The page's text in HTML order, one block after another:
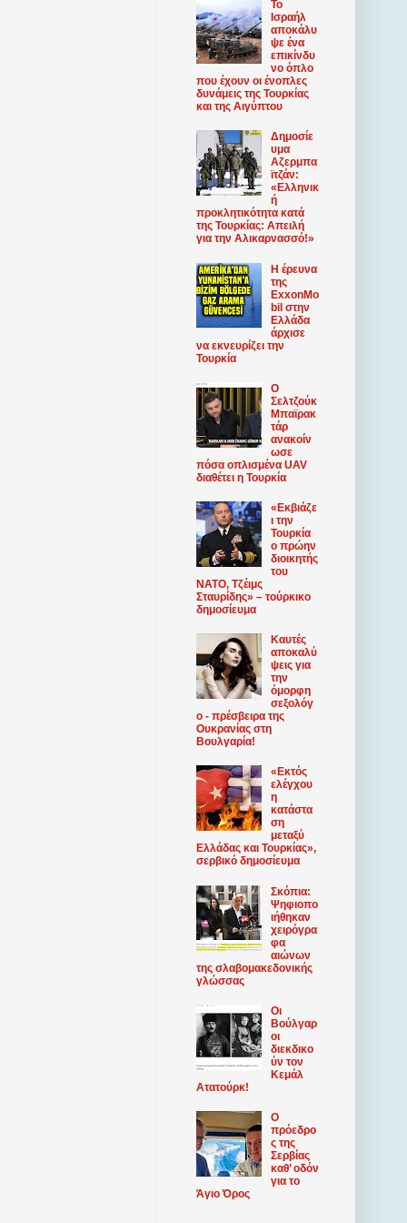
Το
Ισραήλ
αποκάλυ
ψε ένα
επικίνδυ
νο όπλο
που έχουν οι ένοπλες
δυνάμεις της Τουρκίας
και της Αιγύπτου
Δημοσίε
υμα
Αζερμπα
ϊτζάν:
«Ελληνικ
ή
προκλητικότητα κατά
της Τουρκίας: Απειλή
για την Αλικαρνασσό!»
Η έρευνα
της
ExxonMo
bil στην
Ελλάδα
άρχισε
να εκνευρίζει την
Τουρκία
Ο
Σελτζούκ
Μπαϊρακ
τάρ
ανακοίν
ωσε
πόσα οπλισμένα UAV
διαθέτει η Τουρκία
«Εκβιάζε
ι την
Τουρκία
ο πρώην
διοικητής
του
ΝΑΤΟ, Τζέιμς
Σταυρίδης» – τούρκικο
δημοσίευμα
Καυτές
αποκαλύ
ψεις για
την
όμορφη
σεξολόγ
ο - πρέσβειρα της
Ουκρανίας στη
Βουλγαρία!
«Εκτός
ελέγχου
η
κατάστα
ση
μεταξύ
Ελλάδας και Τουρκίας»,
σερβικό δημοσίευμα
Σκόπια:
Ψηφιοπο
ιήθηκαν
χειρόγρα
φα
αιώνων
της σλαβομακεδονικής
γλώσσας
Οι
Βούλγαρ
οι
διεκδικο
ύν τον
Κεμάλ
Ατατούρκ!
Ο
πρόεδρο
ς της
Σερβίας
καθ’ οδόν
για το
Άγιο Όρος